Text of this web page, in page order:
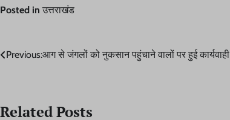
Posted in उत्तराखंड
Post
Previous:आग से जंगलों को नुकसान पहुंचाने वालों पर हुई कार्यवाही
Related Posts